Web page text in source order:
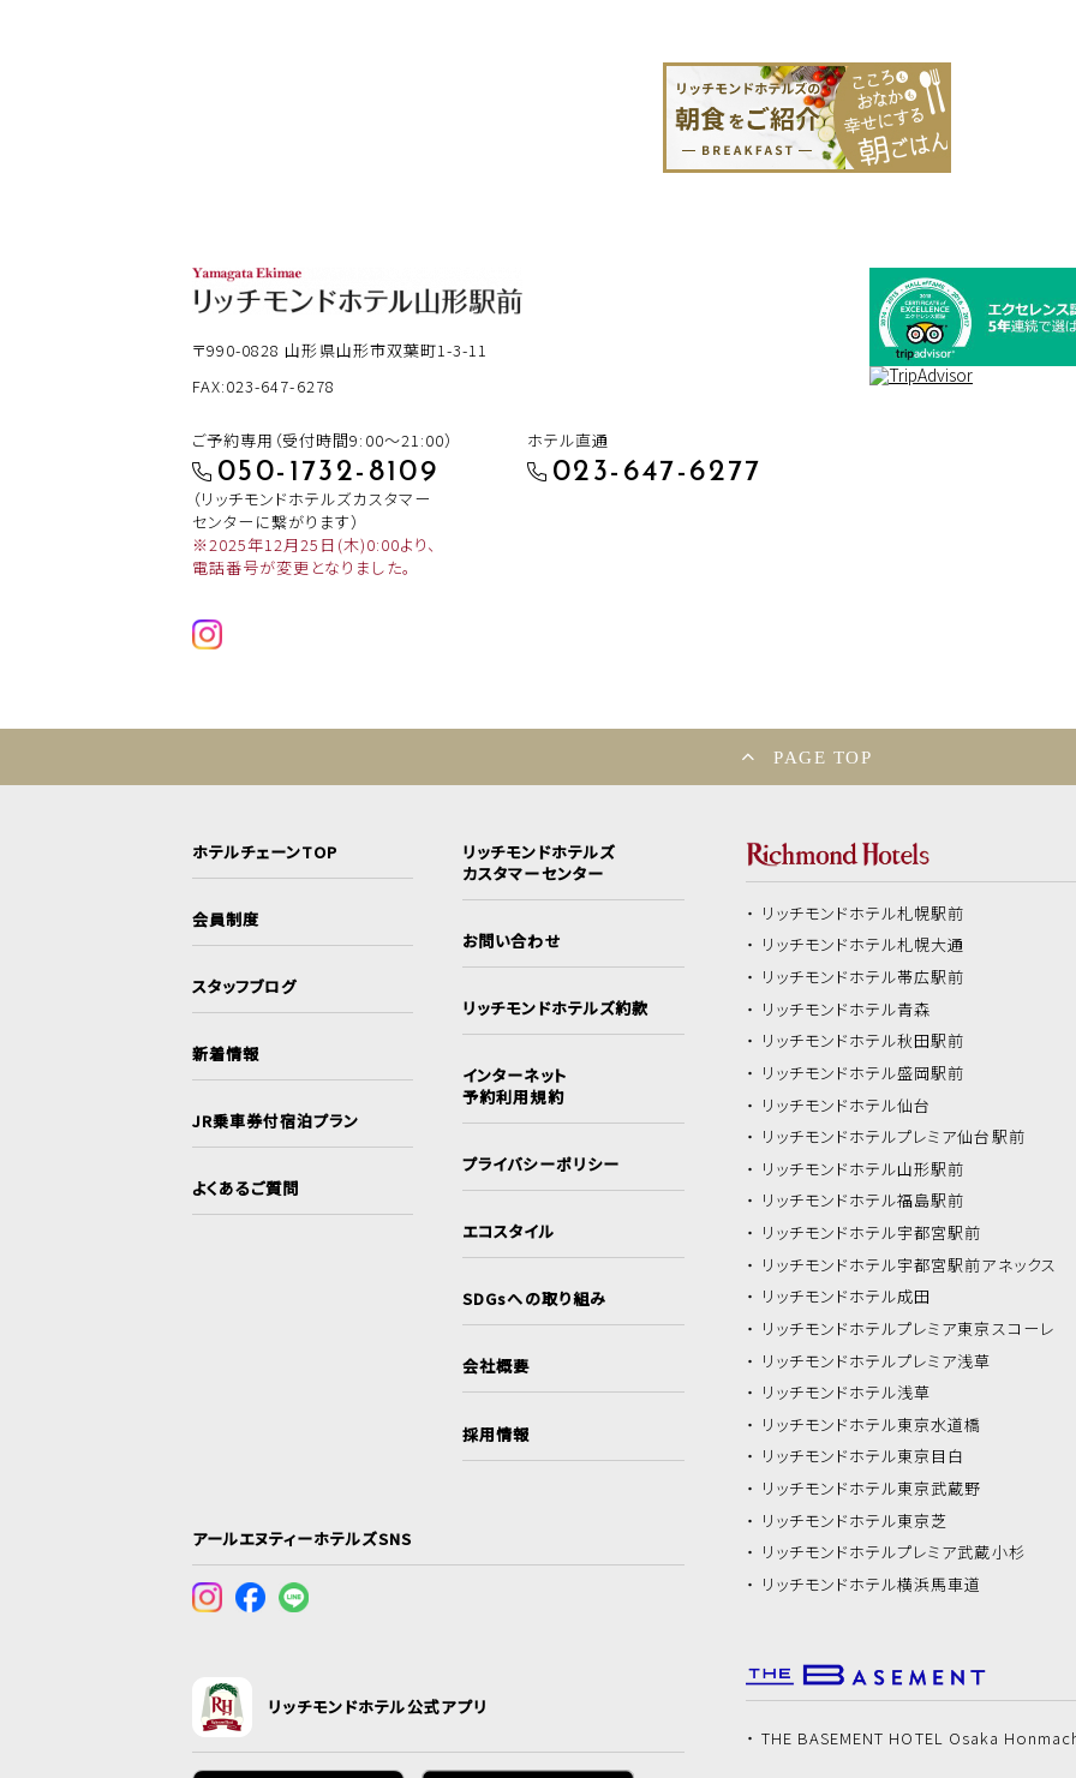
〒990-0828 山形県山形市双葉町1-3-11
FAX:023-647-6278
ご予約専用（受付時間9:00～21:00）
050-1732-8109
（リッチモンドホテルズカスタマー
センターに繋がります）
※2025年12月25日(木)0:00より、
電話番号が変更となりました。
ホテル直通
023-647-6277
PAGE TOP
ホテルチェーンTOP
会員制度
スタッフブログ
新着情報
JR乗車券付宿泊プラン
よくあるご質問
リッチモンドホテルズ
カスタマーセンター
お問い合わせ
リッチモンドホテルズ約款
インターネット
予約利用規約
プライバシーポリシー
エコスタイル
SDGsへの取り組み
会社概要
採用情報
アールエヌティーホテルズSNS
リッチモンドホテル公式アプリ
リッチモンドホテル札幌駅前
リッチモンドホテル札幌大通
リッチモンドホテル帯広駅前
リッチモンドホテル青森
リッチモンドホテル秋田駅前
リッチモンドホテル盛岡駅前
リッチモンドホテル仙台
リッチモンドホテルプレミア仙台駅前
リッチモンドホテル山形駅前
リッチモンドホテル福島駅前
リッチモンドホテル宇都宮駅前
リッチモンドホテル宇都宮駅前アネックス
リッチモンドホテル成田
リッチモンドホテルプレミア東京スコーレ
リッチモンドホテルプレミア浅草
リッチモンドホテル浅草
リッチモンドホテル東京水道橋
リッチモンドホテル東京目白
リッチモンドホテル東京武蔵野
リッチモンドホテル東京芝
リッチモンドホテルプレミア武蔵小杉
リッチモンドホテル横浜馬車道
THE BASEMENT HOTEL Osaka